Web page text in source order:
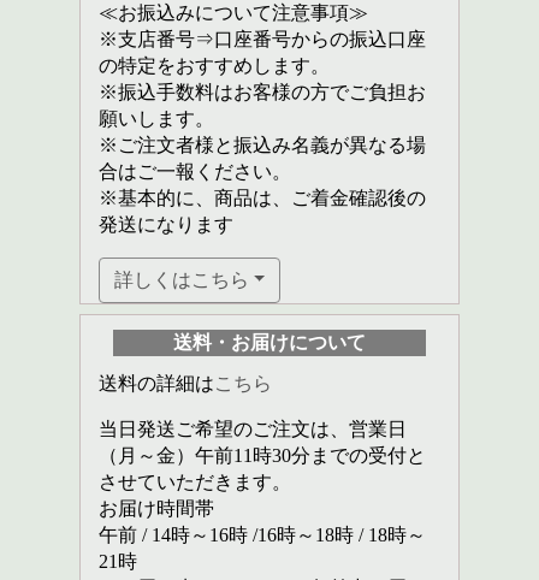
≪お振込みについて注意事項≫
※支店番号⇒口座番号からの振込口座
の特定をおすすめします。
※振込手数料はお客様の方でご負担お
願いします。
※ご注文者様と振込み名義が異なる場
合はご一報ください。
※基本的に、商品は、ご着金確認後の
発送になります
詳しくはこちら
送料・お届けについて
送料の詳細はこちら
当日発送ご希望のご注文は、営業日
（月～金）午前11時30分までの受付と
させていただきます。
お届け時間帯
午前 / 14時～16時 /16時～18時 / 18時～
21時